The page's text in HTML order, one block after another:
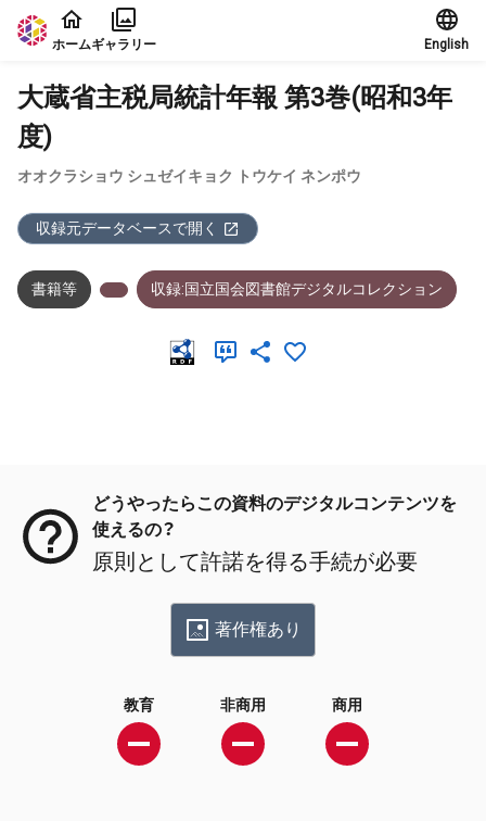
本文に飛ぶ
ホームギャラリー English
大蔵省主税局統計年報 第3巻(昭和3年
度)
オオクラショウ シュゼイキョク トウケイ ネンポウ
収録元データベースで開く
書籍等 収録:国立国会図書館デジタルコレクション
どうやったらこの資料のデジタルコンテンツを
使えるの？
原則として許諾を得る手続が必要
著作権あり
教育 非商用 商用